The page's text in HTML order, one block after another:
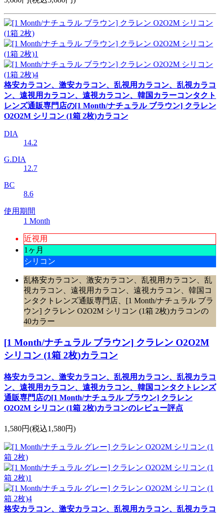
格安カラコン、激安カラコン、乱視用カラコン、乱視カラコ
ン、遠視用カラコン、遠視カラコン、韓国カラーコンタクト
レンズ通販専門店の[1 Month/ナチュラル ブラウン] クラレン
O2O2M シリコン (1箱 2枚)カラコン
DIA
14.2
G.DIA
12.7
BC
8.6
使用期間
1 Month
近視用
1ヶ月
シリコン
乱格安カラコン、激安カラコン、乱視用カラコン、乱
視カラコン、遠視用カラコン、遠視カラコン、韓国コ
ンタクトレンズ通販専門店、[1 Month/ナチュラル ブラ
ウン] クラレン O2O2M シリコン (1箱 2枚)カラコンの
40カラー
[1 Month/ナチュラル ブラウン] クラレン O2O2M
シリコン (1箱 2枚)カラコン
格安カラコン、激安カラコン、乱視用カラコン、乱視カラコ
ン、遠視用カラコン、遠視カラコン、韓国コンタクトレンズ
通販専門店の[1 Month/ナチュラル ブラウン] クラレン
O2O2M シリコン (1箱 2枚)カラコンのレビュー評点
1,580円(税込1,580円)
格安カラコン、激安カラコン、乱視用カラコン、乱視カラコ